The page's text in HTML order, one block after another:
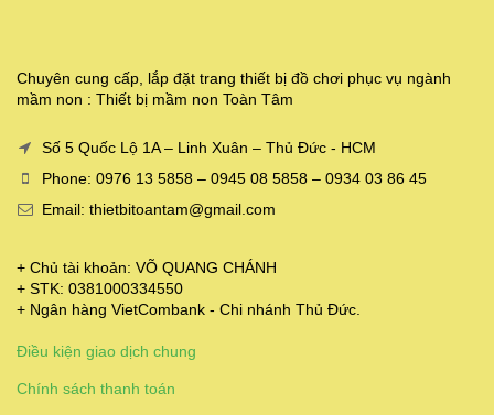
Chuyên cung cấp, lắp đặt trang thiết bị đồ chơi phục vụ ngành
mầm non : Thiết bị mầm non Toàn Tâm
Số 5 Quốc Lộ 1A – Linh Xuân – Thủ Đức - HCM
Phone: 0976 13 5858 – 0945 08 5858 – 0934 03 86 45
Email: thietbitoantam@gmail.com
+ Chủ tài khoản: VÕ QUANG CHÁNH
+ STK: 0381000334550
+ Ngân hàng VietCombank - Chi nhánh Thủ Đức.
Điều kiện giao dịch chung
Chính sách thanh toán